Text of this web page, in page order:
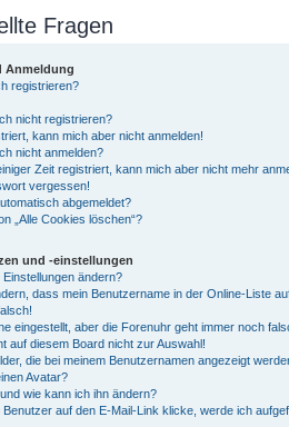
Fragen
Anmeldung
registrieren?
nicht registrieren?
kann mich aber nicht anmelden!
nicht anmelden?
Zeit registriert, kann mich aber nicht mehr
vergessen!
abgemeldet?
„Alle Cookies löschen“?
und -einstellungen
ändern?
dass mein Benutzername in der Online-Liste
eingestellt, aber die Forenuhr geht immer noch
auf diesem Board nicht zur Auswahl!
die bei meinem Benutzernamen angezeigt
Avatar?
wie kann ich ihn ändern?
auf den E-Mail-Link klicke, werde ich